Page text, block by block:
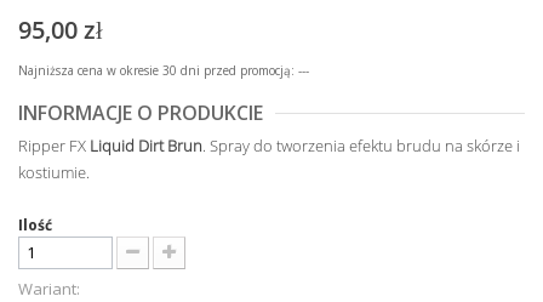
95,00 zł
Najniższa cena w okresie 30 dni przed promocją: ---
INFORMACJE O PRODUKCIE
Ripper FX Liquid Dirt Brun. Spray do tworzenia efektu brudu na skórze i
kostiumie.
Ilość
Wariant: